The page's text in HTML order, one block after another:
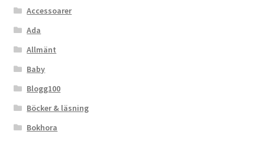
Accessoarer
Ada
Allmänt
Baby
Blogg100
Böcker & läsning
Bokhora